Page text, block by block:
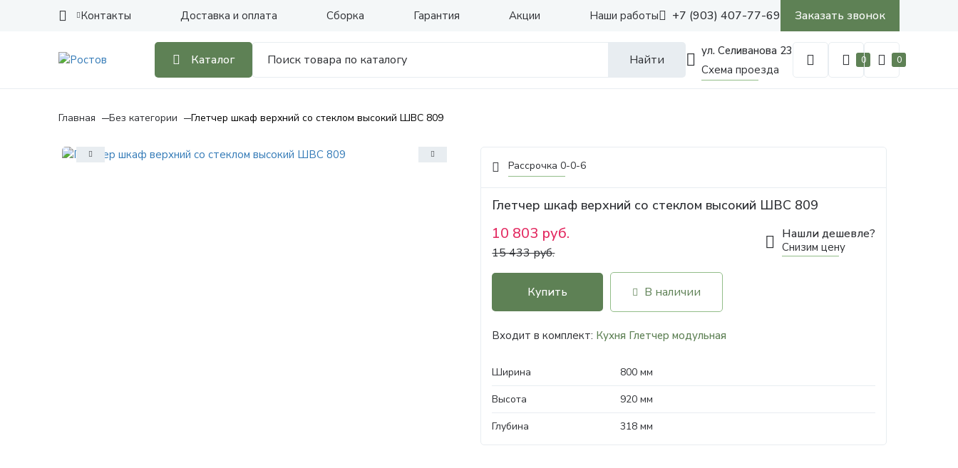
Контакты Доставка и оплата Сборка Гарантия Наши работы
Акции +7 (903) 407-77-69 Заказать звонок
Каталог Найти
ул. Селиванова 23
Схема проезда
0 0
Главная Без категории Глетчер шкаф верхний со стеклом высокий ШВС 809
Рассрочка 0-0-6
Глетчер шкаф верхний со стеклом высокий ШВС 809
10 803 руб.
15 433 руб.
Нашли дешевле?
Снизим цену
Купить В наличии
Входит в комплект: Кухня Глетчер модульная
Ширина
800 мм
Высота
920 мм
Глубина
318 мм